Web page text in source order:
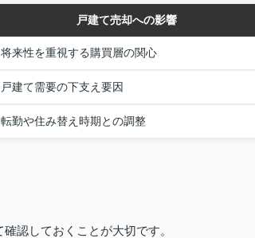
戸建て売却への影響
将来性を重視する購買層の関心
戸建て需要の下支え要因
転勤や住み替え時期との調整
認しておくことが大切です。